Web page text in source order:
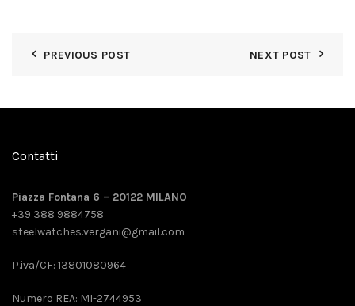
PREVIOUS POST NEXT POST
Contatti
Piazza Fontana 6 – 20122 MILANO
+39 388 9884758
steelwatches.vergani@gmail.com
P.iva/CF: 13801080964
Numero REA: MI-2744953